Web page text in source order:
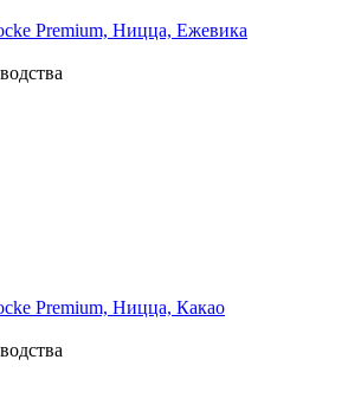
Premium, Ницца, Ежевика
Premium, Ницца, Какао